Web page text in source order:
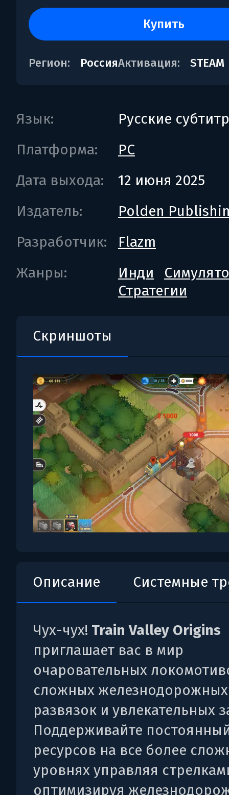
купить
Регион: РоссияАктивация: STEAM
Язык:
Русские
Платформа:
PC
Дата выхода:
12 июня 2025
Издатель:
Polden
Разработчик:
Flazm
Жанры:
Инди
Стратегии
Скриншоты
Описание Системные
Чух-чух! Train Valley Origins
приглашает вас в мир
очаровательных
сложных железнодорожных
развязок и увлекательных
Поддерживайте
ресурсов на все более
уровнях управляя
оптимизируя